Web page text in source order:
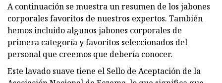
A continuación se muestra un resumen de los jabones
corporales favoritos de nuestros expertos. También
hemos incluido algunos jabones corporales de
primera categoría y favoritos seleccionados del
personal que creemos que debería conocer.
Este lavado suave tiene el Sello de Aceptación de la